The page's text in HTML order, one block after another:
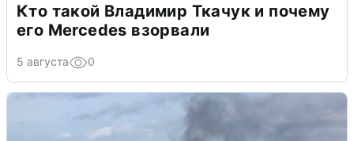
Кто такой Владимир Ткачук и почему
его Mercedes взорвали
5 августа 0